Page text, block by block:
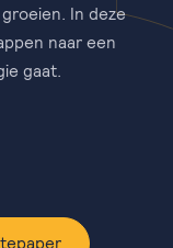
In deze
naar een
gaat.